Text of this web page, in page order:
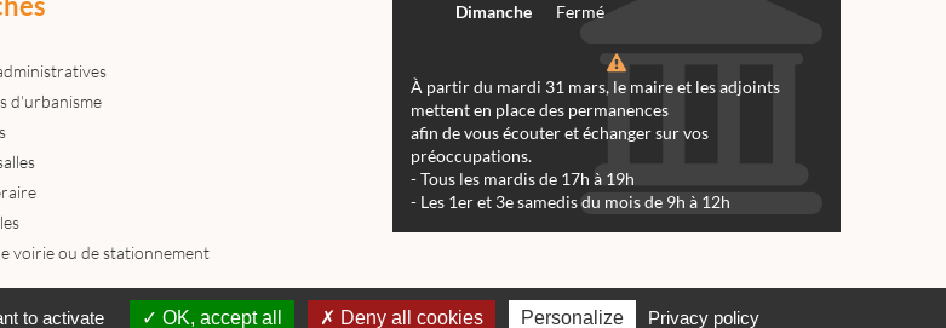
d'urbanisme
voirie ou de stationnement
Dimanche
Fermé
À partir du mardi 31 mars, le maire et les adjoints
mettent en place des permanences
afin de vous écouter et échanger sur vos
préoccupations.
- Tous les mardis de 17h à 19h
- Les 1er et 3e samedis du mois de 9h à 12h
Mentions légales © tous droits réservés Mairie de Réalmont 2024 - Conception & Réalisation Web RK Création
to activate OK, accept all Deny all cookies Personalize Privacy policy